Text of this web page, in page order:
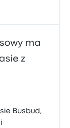
ma
z
Busbud,